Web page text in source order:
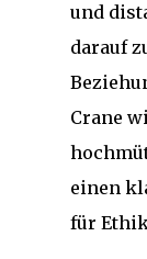
und
darauf
Crane
einen
für